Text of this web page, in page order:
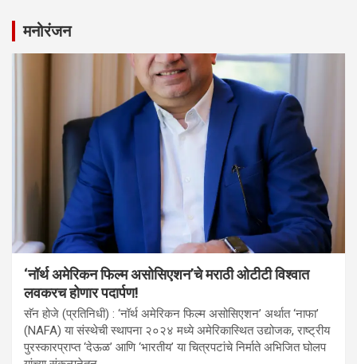
मनोरंजन
‘नॉर्थ अमेरिकन फिल्म असोसिएशन’चे मराठी ओटीटी विश्वात
लवकरच होणार पदार्पण!
सॅन होजे (प्रतिनिधी) : ‘नॉर्थ अमेरिकन फिल्म असोसिएशन’ अर्थात ‘नाफा’
(NAFA) या संस्थेची स्थापना २०२४ मध्ये अमेरिकास्थित उद्योजक, राष्ट्रीय
पुरस्कारप्राप्त ‘देऊळ’ आणि ‘भारतीय’ या चित्रपटांचे निर्माते अभिजित घोलप